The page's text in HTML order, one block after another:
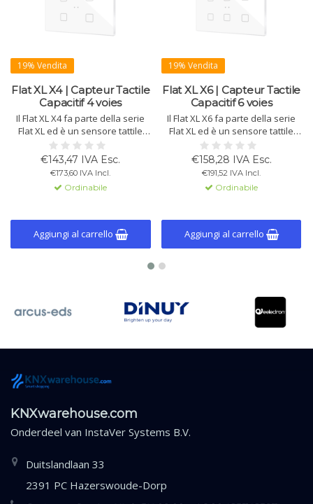
19% Vendita
Flat XL X4 | Capteur Tactile
Capacitif 4 voies
Il Flat XL X4 fa parte della serie
Flat XL ed è un sensore tattile
capacitivo con 4 pulsanti
programmabili,
retroilluminazione LED, sensore
di prossimità e luminosità,
termostato integrato e sonda di
€143,47 IVA Esc.
€173,60 IVA Incl.
Ordinabile
Aggiungi al carrello
19% Vendita
Flat XL X6 | Capteur Tactile
Capacitif 6 voies
Il Flat XL X6 fa parte della serie
Flat XL ed è un sensore tattile
capacitivo con 6 pulsanti
programmabili,
retroilluminazione LED, sensore
di prossimità e luminosità,
termostato integrato e sonda di
€158,28 IVA Esc.
€191,52 IVA Incl.
Ordinabile
Aggiungi al carrello
KNXwarehouse.com
Onderdeel van InstaVer Systems B.V.
Duitslandlaan 33
2391 PC Hazerswoude-Dorp